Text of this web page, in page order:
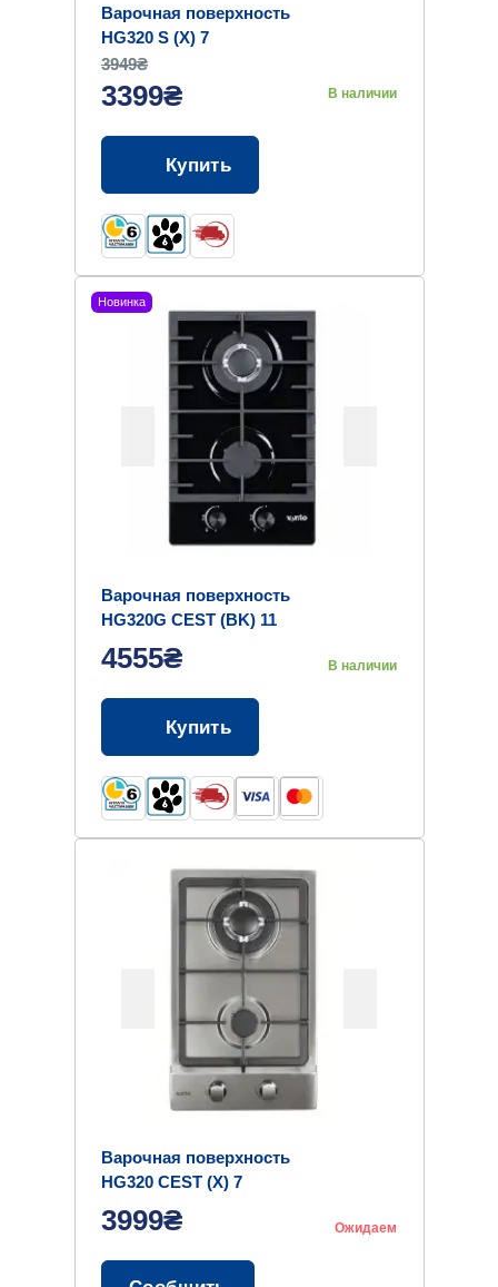
Варочная поверхность
HG320 S (X) 7
3949₴
3399₴ В наличии
Купить
Новинка
Варочная поверхность
HG320G CEST (BK) 11
4555₴ В наличии
Купить
Варочная поверхность
HG320 CEST (X) 7
3999₴ Ожидаем